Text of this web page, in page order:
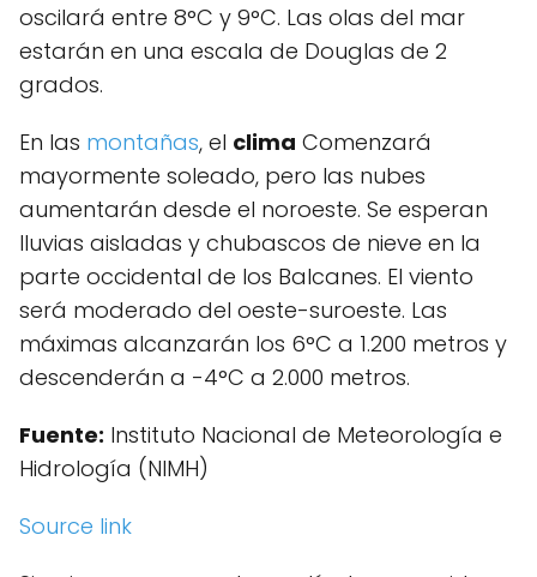
oscilará entre 8°C y 9°C. Las olas del mar
estarán en una escala de Douglas de 2
grados.
En las montañas, el clima Comenzará
mayormente soleado, pero las nubes
aumentarán desde el noroeste. Se esperan
lluvias aisladas y chubascos de nieve en la
parte occidental de los Balcanes. El viento
será moderado del oeste-suroeste. Las
máximas alcanzarán los 6°C a 1.200 metros y
descenderán a -4°C a 2.000 metros.
Fuente: Instituto Nacional de Meteorología e
Hidrología (NIMH)
Source link